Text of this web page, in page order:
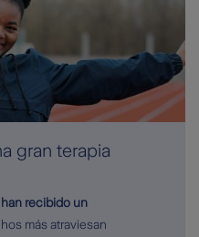
gran terapia
recibido un
más atraviesan